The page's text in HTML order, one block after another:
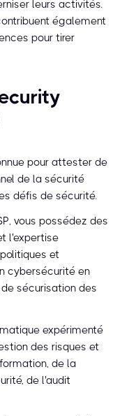
leurs activités.
également
pour tirer
pour attester de
de la sécurité
défis de sécurité.
vous possédez des
l'expertise
et
cybersécurité en
sécurisation des
expérimenté
des risques et
de la
de l'audit